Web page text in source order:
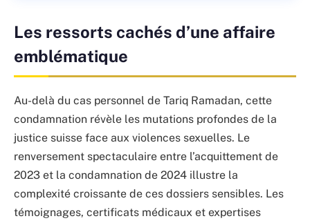
Les ressorts cachés d’une affaire
emblématique
Au-delà du cas personnel de Tariq Ramadan, cette
condamnation révèle les mutations profondes de la
justice suisse face aux violences sexuelles. Le
renversement spectaculaire entre l’acquittement de
2023 et la condamnation de 2024 illustre la
complexité croissante de ces dossiers sensibles. Les
témoignages, certificats médicaux et expertises